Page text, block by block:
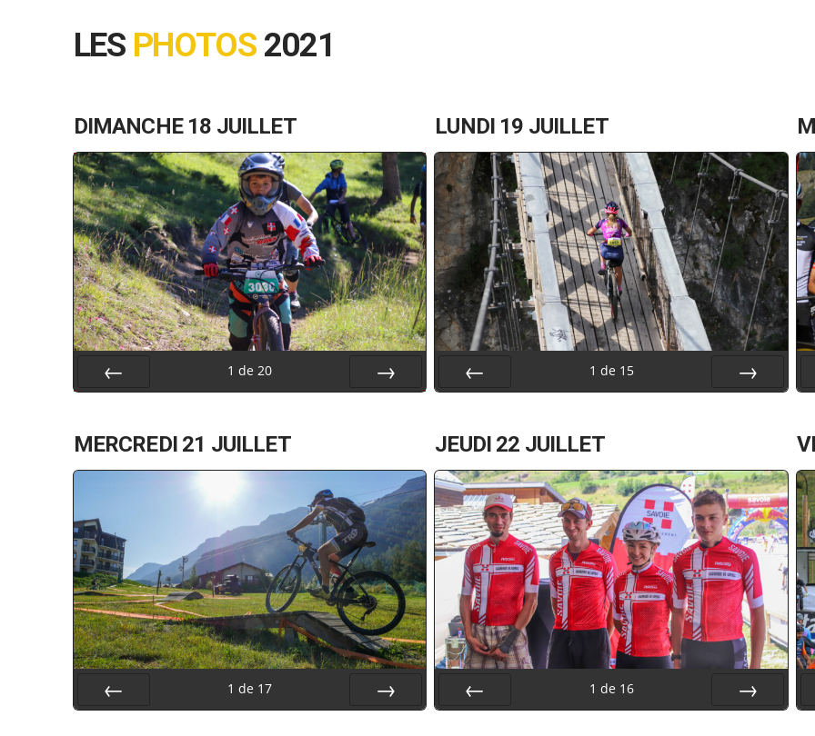
LES PHOTOS2021
DIMANCHE 18 JUILLET
1 de 20
LUNDI 19 JUILLET
1 de 15
MERCREDI 21 JUILLET
1 de 17
JEUDI 22 JUILLET
1 de 16